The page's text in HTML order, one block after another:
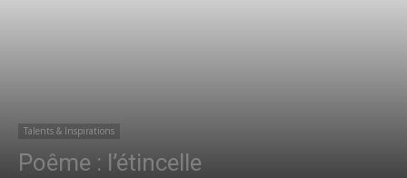
Talents & Inspirations
Poême : l’étincelle